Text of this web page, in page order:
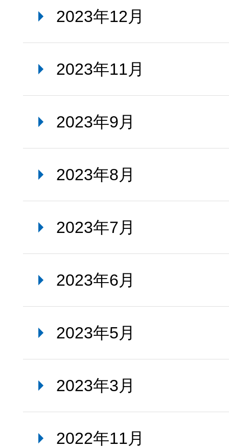
2023年12月
2023年11月
2023年9月
2023年8月
2023年7月
2023年6月
2023年5月
2023年3月
2022年11月